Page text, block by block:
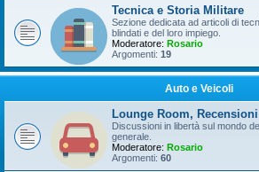
Tecnica e Storia Militare
Sezione dedicata ad articoli di
blindati e del loro impiego.
Moderatore: Rosario
Argomenti: 19
Auto e Veicoli
Lounge Room,
Discussioni in libertà sul mondo
generale.
Moderatore: Rosario
Argomenti: 60